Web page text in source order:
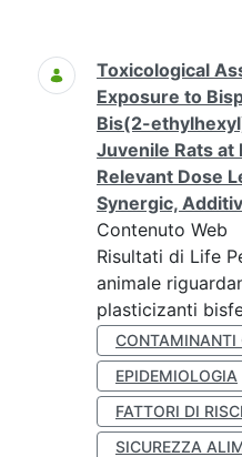
Ricerca
Toxicological
Exposure to
Bis(2-
Juvenile Rats
Relevant Dose
Synergic,
Contenuto Web
Risultati di Life
animale
plasticizanti
CONTAMINANTI
EPIDEMIOLOGIA
FATTORI DI
SICUREZZA